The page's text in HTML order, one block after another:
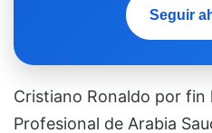
Seguir
Cristiano Ronaldo por
Profesional de Arabia